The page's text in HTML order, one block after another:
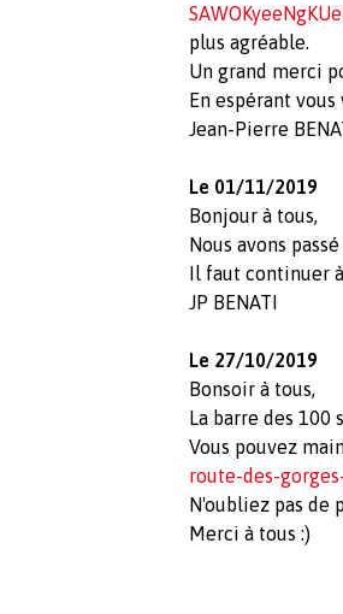
plus agréable.
Un grand merci
En espérant
Jean-Pierre
Le 01/11/2019
Bonjour à tous,
Nous avons
Il faut continuer
JP BENATI
Le 27/10/2019
Bonsoir à tous,
La barre des 100
Vous pouvez
route-des-
N'oubliez pas de
Merci à tous :)